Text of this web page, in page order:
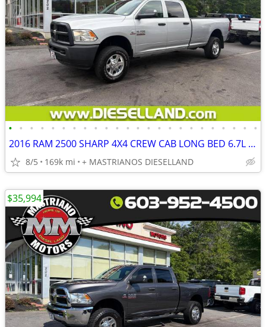
• • • • • • • • • • • • • • • • • • • • • • • •
2016 RAM 2500 SHARP 4X4 CREW CAB LONG BED 6.7L CUMMINS DIESEL!! **FINANCING AVAI
8/5 169k mi + MASTRIANOS DIESELLAND
$35,994